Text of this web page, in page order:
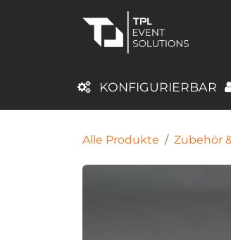
KONFIGURIERBAR
Alle Produkte Zubehör